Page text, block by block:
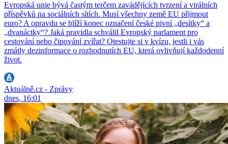
Evropská unie bývá častým terčem zavádějících tvrzení a virálních
příspěvků na sociálních sítích. Musí všechny země EU přijmout
euro? A opravdu se blíží konec označení české pivní „desítky“ a
„dvanáctky“? Jaká pravidla schválil Evropský parlament pro
cestování nebo čipování zvířat? Otestujte si v kvízu, jestli i vás
zmátly dezinformace o rozhodnutích EU, která ovlivňují každodenní
život.
Aktuálně.cz - Zprávy
dnes, 16:01